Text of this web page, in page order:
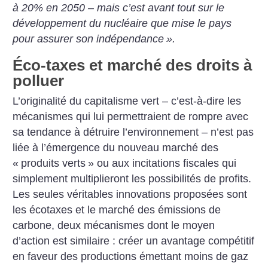
à 20% en 2050 – mais c’est avant toutsur le
développement du nucléaire que mise le pays
pour assurerson indépendance ».
Éco-taxes et marché des droits à
polluer
L’originalité du capitalisme vert – c’est-à-dire les
mécanismes qui lui permettraient de rompre avec
sa tendance à détruire l’environnement – n’est pas
liée à l’émergence du nouveau marché des
« produits verts » ou aux incitations fiscales qui
simplement multiplieront les possibilités de profits.
Les seules véritables innovations proposées sont
les écotaxes et le marché des émissions de
carbone, deux mécanismes dont le moyen
d’action est similaire : créer un avantage compétitif
en faveur des productions émettant moins de gaz